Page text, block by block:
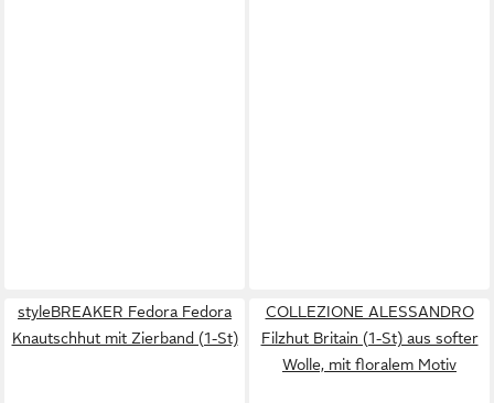
styleBREAKER Fedora Fedora
Knautschhut mit Zierband (1-St)
COLLEZIONE ALESSANDRO
Filzhut Britain (1-St) aus softer
Wolle, mit floralem Motiv